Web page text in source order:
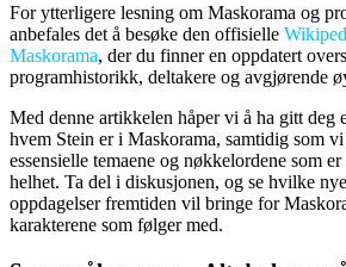
For ytterligere lesning om Maskorama og
anbefales det å besøke den offisielle
Maskorama, der du finner en oppdatert
programhistorikk, deltakere og avgjørende
Med denne artikkelen håper vi å ha gitt deg
hvem Stein er i Maskorama, samtidig som
essensielle temaene og nøkkelordene som
helhet. Ta del i diskusjonen, og se hvilke
oppdagelser fremtiden vil bringe for
karakterene som følger med.